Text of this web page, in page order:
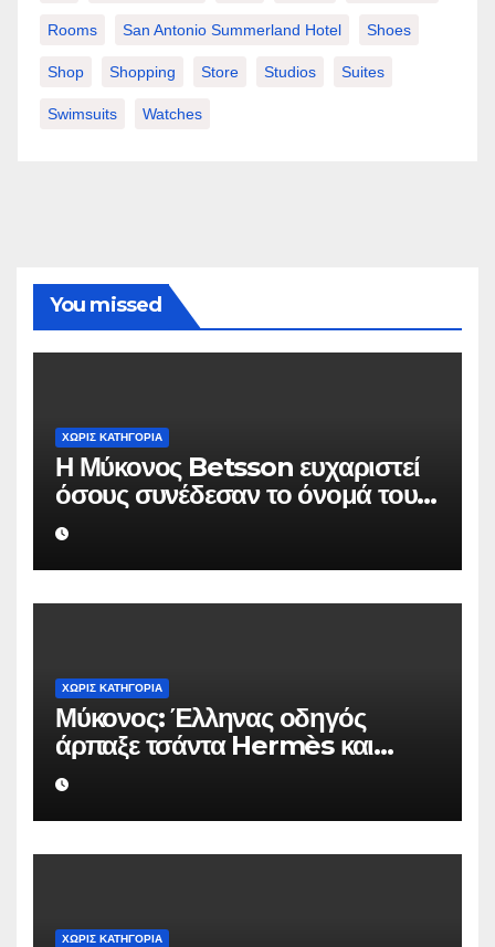
Rooms San Antonio Summerland Hotel Shoes
Shop Shopping Store Studios Suites
Swimsuits Watches
You missed
ΧΩΡΊΣ ΚΑΤΗΓΟΡΊΑ
Η Μύκονος Betsson ευχαριστεί
όσους συνέδεσαν το όνομά τους
με την ιστορική χρονιά
ΧΩΡΊΣ ΚΑΤΗΓΟΡΊΑ
Μύκονος: Έλληνας οδηγός
άρπαξε τσάντα Hermès και
Rolex αξίας 75.000 ευρώ από
Ουκρανό τουρίστα
ΧΩΡΊΣ ΚΑΤΗΓΟΡΊΑ